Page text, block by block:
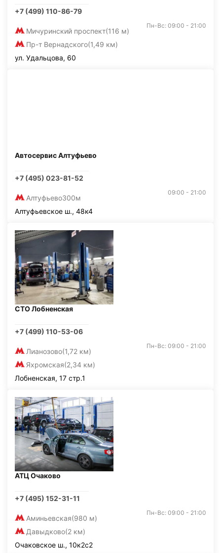
+7 (499) 110-86-79
Мичуринский проспект(116 м)
Пр-т Вернадского(1,49 км)
Пн-Вс: 09:00 - 21:00
ул. Удальцова, 60
Автосервис Алтуфьево
+7 (495) 023-81-52
Алтуфьево300м
09:00 - 21:00
Алтуфьевское ш., 48к4
СТО Лобненская
+7 (499) 110-53-06
Лианозово(1,72 км)
Яхромская(2,34 км)
Пн-Вс: 09:00 - 21:00
Лобненская, 17 стр.1
АТЦ Очаково
+7 (495) 152-31-11
Аминьевская(980 м)
Давыдково(2 км)
Пн-Вс: 09:00 - 21:00
Очаковское ш., 10к2с2